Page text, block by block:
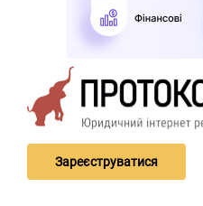
Зареєструватися